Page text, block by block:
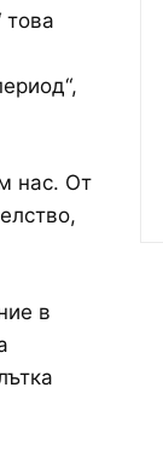
това
нас. От
в